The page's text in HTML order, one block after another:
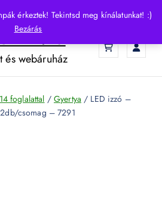
érkeztek! Tekintsd meg kínálatunkat! :)
Bezárás
és webáruház
foglalattal / Gyertya / LED izzó –
csomag – 7291